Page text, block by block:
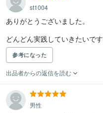
st1004
ありがとうございました。
どんどん実践していきたいです
参考になった
出品者からの返信を読む
男性